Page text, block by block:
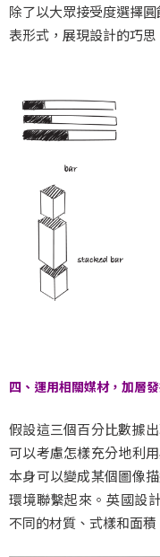
除了以大眾接受度選擇
表形式，展現設計的巧思
四、運用相關媒材，加層發
假設這三個百分比數據
可以考慮怎樣充分地利
本身可以變成某個圖像
環境聯繫起來。英國設
不同的材質、式樣和面